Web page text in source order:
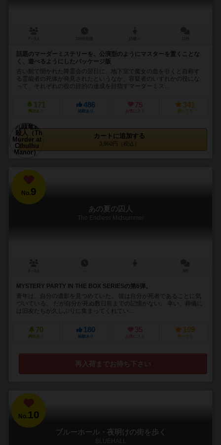
話題のマーダーミステリーを、公演型のようにマスターを置くことな
く、遊べるようにしたパッケージ版
古い館で開かれた降霊会の翌日に、地下室で魔女の血を引くと自称す
る霊能者の死体が発見されたというなか、容疑者のいずれかの役にな
って、それぞれの役の目的の達成を目指すマーダーミス...
171
興味あり
486
経験あり
75
お気に入り
341
持ってる
カートに追加する
3,960円（税込）
No.9
あの夏の囚人
The Endless Midsummer
MYSTERY PARTY IN THE BOX SERIESの第6弾。
青年は、自分の遺影を見つめていた。 彼は自分が死者であることに気
づいている。 だが自分が死ぬ数日前までの記憶がない。 幸い、葬儀に
は旧友たちが久しぶりに集まってくれてい...
70
興味あり
180
経験あり
35
お気に入り
109
持ってる
再入荷までお待ち下さい
No. 10
ブルーホール・夜明けの街を歩く
BLUEHALL